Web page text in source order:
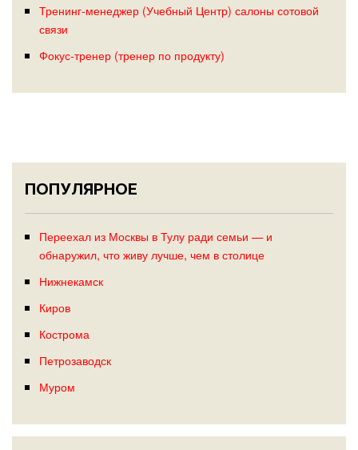
Тренинг-менеджер (Учебный Центр) салоны сотовой
связи
Фокус-тренер (тренер по продукту)
ПОПУЛЯРНОЕ
Переехал из Москвы в Тулу ради семьи — и
обнаружил, что живу лучше, чем в столице
Нижнекамск
Киров
Кострома
Петрозаводск
Муром